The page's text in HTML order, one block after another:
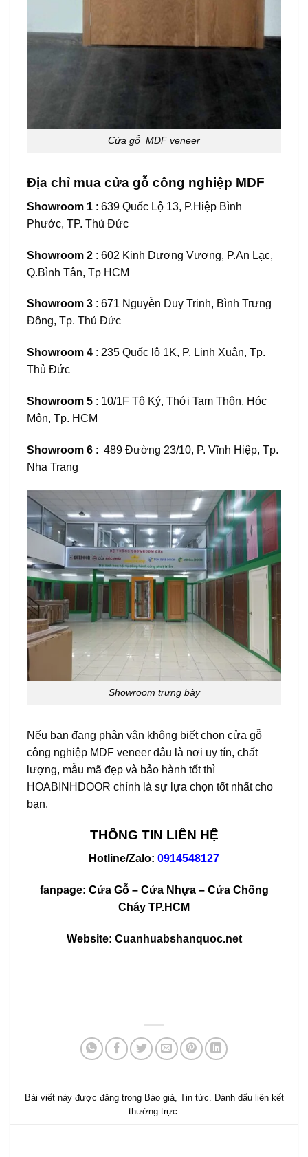
Cửa gỗ MDF veneer
Địa chỉ mua cửa gỗ công nghiệp MDF
Showroom 1 : 639 Quốc Lộ 13, P.Hiệp Bình
Phước, TP. Thủ Đức
Showroom 2 : 602 Kinh Dương Vương, P.An Lạc,
Q.Bình Tân, Tp HCM
Showroom 3 : 671 Nguyễn Duy Trinh, Bình Trưng
Đông, Tp. Thủ Đức
Showroom 4 : 235 Quốc lộ 1K, P. Linh Xuân, Tp.
Thủ Đức
Showroom 5 : 10/1F Tô Ký, Thới Tam Thôn, Hóc
Môn, Tp. HCM
Showroom 6 : 489 Đường 23/10, P. Vĩnh Hiệp, Tp.
Nha Trang
Showroom trưng bày
Nếu bạn đang phân vân không biết chọn cửa gỗ
công nghiệp MDF veneer đâu là nơi uy tín, chất
lượng, mẫu mã đẹp và bảo hành tốt thì
HOABINHDOOR chính là sự lựa chọn tốt nhất cho
bạn.
THÔNG TIN LIÊN HỆ
Hotline/Zalo: 0914548127
fanpage: Cửa Gỗ – Cửa Nhựa – Cửa Chống
Cháy TP.HCM
Website: Cuanhuabshanquoc.net
Bài viết này được đăng trong Báo giá, Tin tức . Đánh dấu liên kết
thường trực